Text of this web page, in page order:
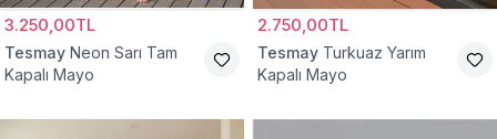
3.250,00TL
Tesmay Neon Sarı Tam
Kapalı Mayo
2.750,00TL
Tesmay Turkuaz Yarım
Kapalı Mayo